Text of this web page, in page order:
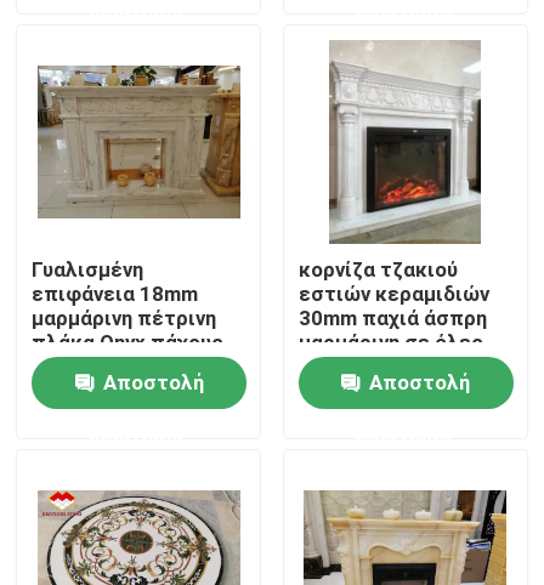
Προϊόντα
Πέτρινες πλάκες γρανίτη
Πέτρινα κεραμίδια γρανίτη
Γυαλισμένος γρανίτης Stone
Μαρμάρινη πέτρινη πλάκα
μαρμάρινο κεραμίδι πετρών
Γυαλισμένη
επιφάνεια 18mm
μαρμάρινη πέτρινη
πλάκα Onyx πάχους
Αποστολή
κορνίζα τζακιού
εστιών κεραμιδιών
30mm παχιά άσπρη
μαρμάρινη σε όλες
τις εμπνεύσεις
πλαισίουΑποστολή